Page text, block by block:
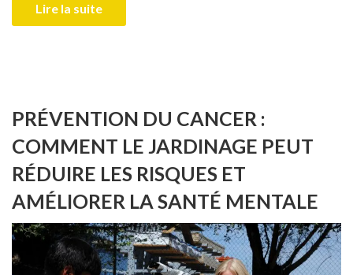
Lire la suite
PRÉVENTION DU CANCER :
COMMENT LE JARDINAGE PEUT
RÉDUIRE LES RISQUES ET
AMÉLIORER LA SANTÉ MENTALE